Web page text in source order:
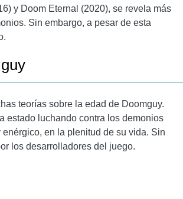
y Doom Eternal (2020), se revela más
Sin embargo, a pesar de esta
teorías sobre la edad de Doomguy.
estado luchando contra los demonios
en la plenitud de su vida. Sin
los desarrolladores del juego.